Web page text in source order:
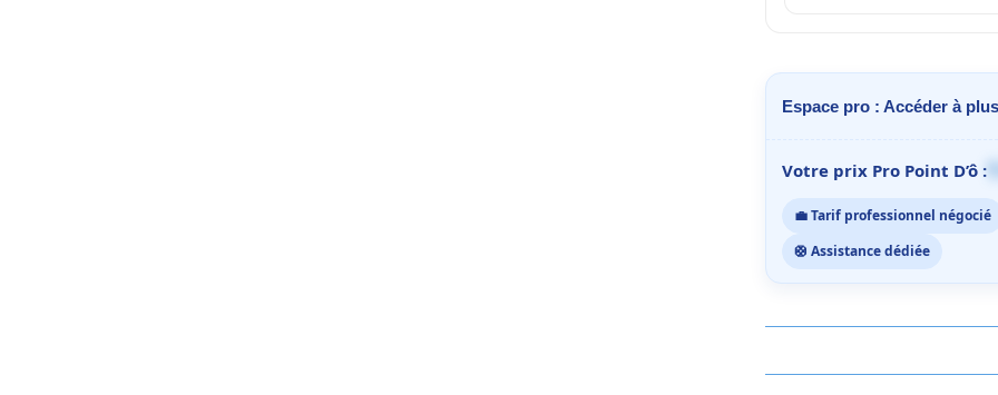
Espace pro : Accéder à
Votre prix Pro Point D’ô :
💼 Tarif professionnel négocié
🛟 Assistance dédiée